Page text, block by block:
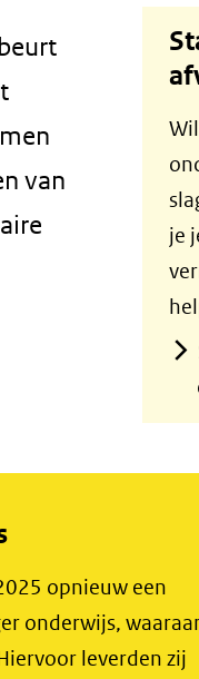
van
je
opnieuw een
onderwijs,
leverden zij